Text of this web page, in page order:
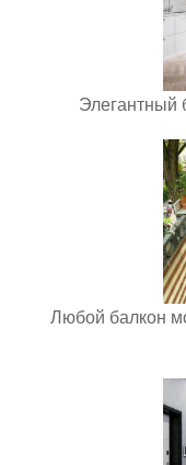
Элегантный
Любой балкон